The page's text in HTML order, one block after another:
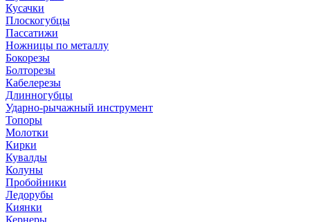
Кусачки
Плоскогубцы
Пассатижи
Ножницы по металлу
Бокорезы
Болторезы
Кабелерезы
Длинногубцы
Ударно-рычажный инструмент
Топоры
Молотки
Кирки
Кувалды
Колуны
Пробойники
Ледорубы
Киянки
Кернеры